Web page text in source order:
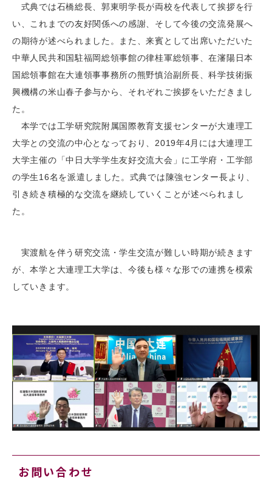
式典では石橋総長、郭東明学長が両校を代表して挨拶を行
い、これまでの友好関係への感謝、そして今後の交流発展へ
の期待が述べられました。また、来賓として出席いただいた
中華人民共和国駐福岡総領事館の律桂軍総領事、在瀋陽日本
国総領事館在大連領事事務所の熊野慎治副所長、科学技術振
興機構の米山春子参与から、それぞれご挨拶をいただきまし
た。
本学では工学研究院附属国際教育支援センターが大連理工
大学との交流の中心となっており、2019年4月には大連理工
大学主催の「中日大学学生友好交流大会」に工学府・工学部
の学生16名を派遣しました。式典では陳強センター長より、
引き続き積極的な交流を継続していくことが述べられまし
た。
実渡航を伴う研究交流・学生交流が難しい時期が続きます
が、本学と大連理工大学は、今後も様々な形での連携を模索
していきます。
お問い合わせ